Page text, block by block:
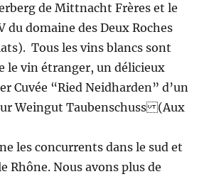
de Mittnacht Frères et le
du domaine des Deux Roches
Tous les vins blancs sont
le vin étranger, un délicieux
Cuvée “Ried Neidharden” d’un
Weingut Taubenschuss (Aux
les concurrents dans le sud et
Rhône. Nous avons plus de